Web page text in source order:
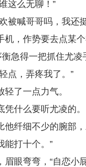
这么无聊！”
被喊哥哥吗，我还
机，作势要去点某个
衡急得一把抓住尤
点，弄疼我了。”
了一点力气。
什么要听尤凌的。
他纤细不少的腕部
能打十个。”
眉眼弯弯，“自恋小